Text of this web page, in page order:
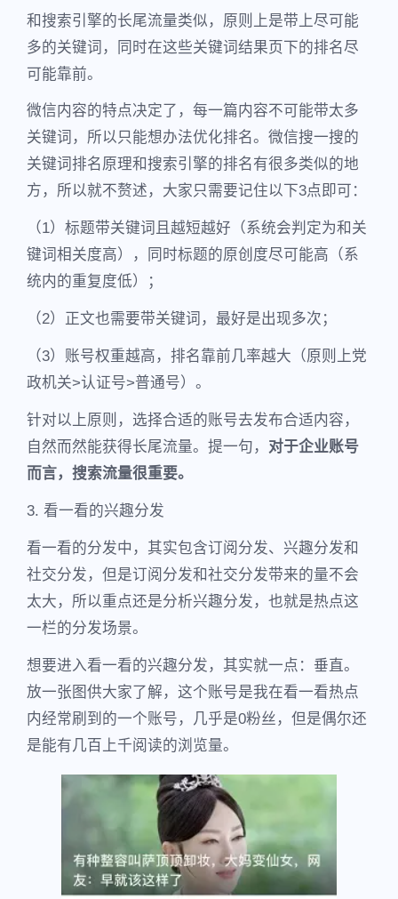
和搜索引擎的长尾流量类似，原则上是带上尽可能
多的关键词，同时在这些关键词结果页下的排名尽
可能靠前。
微信内容的特点决定了，每一篇内容不可能带太多
关键词，所以只能想办法优化排名。微信搜一搜的
关键词排名原理和搜索引擎的排名有很多类似的地
方，所以就不赘述，大家只需要记住以下3点即可：
（1）标题带关键词且越短越好（系统会判定为和关
键词相关度高），同时标题的原创度尽可能高（系
统内的重复度低）；
（2）正文也需要带关键词，最好是出现多次；
（3）账号权重越高，排名靠前几率越大（原则上党
政机关>认证号>普通号）。
针对以上原则，选择合适的账号去发布合适内容，
自然而然能获得长尾流量。提一句， 对于企业账号
而言，搜索流量很重要。
3. 看一看的兴趣分发
看一看的分发中，其实包含订阅分发、兴趣分发和
社交分发，但是订阅分发和社交分发带来的量不会
太大，所以重点还是分析兴趣分发，也就是热点这
一栏的分发场景。
想要进入看一看的兴趣分发，其实就一点：垂直。
放一张图供大家了解，这个账号是我在看一看热点
内经常刷到的一个账号，几乎是0粉丝，但是偶尔还
是能有几百上千阅读的浏览量。